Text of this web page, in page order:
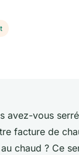
avez-vous
facture de
chaud ? Ce